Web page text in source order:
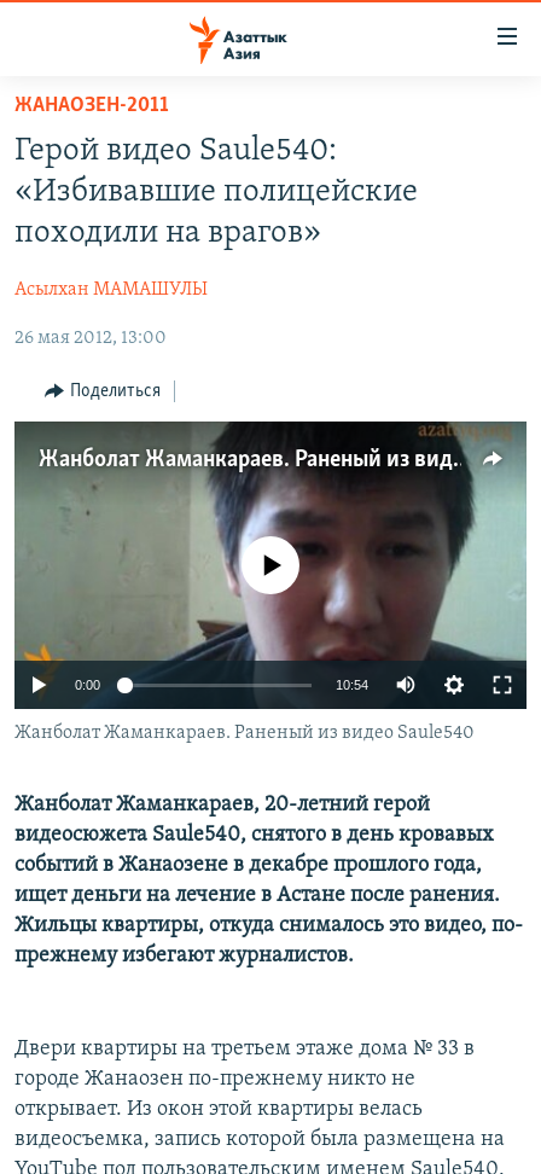
Вернуться
основному
содержанию
главной
Вернутся
поиску
КАЗАХСТАН
НОВОСТИ
КЫРГЫЗЧА
ЎЗБЕКЧА
TÜRKMENÇE
ЖАНАОЗЕН-2011
Герой видео Saule540:
«Избивавшие полицейские
походили на врагов»
Асылхан МАМАШУЛЫ
26 мая 2012, 13:00
Поделиться
Жанболат Жаманкараев. Раненый из видео Saule540
No media source currently available
0:00 10:54
Жанболат Жаманкараев. Раненый из видео Saule540
Жанболат Жаманкараев, 20-летний герой
видеосюжета Saule540, снятого в день кровавых
событий в Жанаозене в декабре прошлого года,
ищет деньги на лечение в Астане после ранения.
Жильцы квартиры, откуда снималось это видео, по-
прежнему избегают журналистов.
Двери квартиры на третьем этаже дома № 33 в
городе Жанаозен по-прежнему никто не
открывает. Из окон этой квартиры велась
видеосъемка, запись которой была размещена на